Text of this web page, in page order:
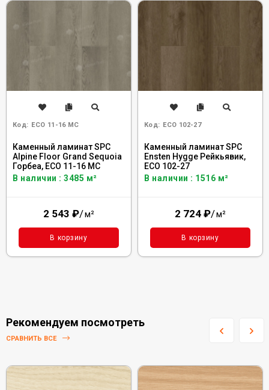
Код: ECO 11-16 MC
Каменный ламинат SPC
Alpine Floor Grand Sequoia
Горбеа, ECO 11-16 MC
В наличии : 3485 м²
2 543 ₽/м²
В корзину
Код: ECO 102-27
Каменный ламинат SPC
Ensten Hygge Рейкьявик,
ECO 102-27
В наличии : 1516 м²
2 724 ₽/м²
В корзину
Рекомендуем посмотреть
СРАВНИТЬ ВСЕ